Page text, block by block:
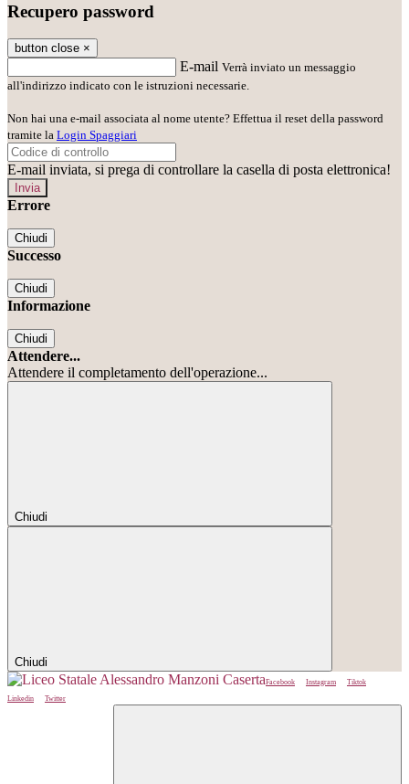
Recupero password
button close ×
E-mail Verrà inviato un messaggio
all'indirizzo indicato con le istruzioni necessarie.
Non hai una e-mail associata al nome utente? Effettua il reset della password
tramite la Login Spaggiari
E-mail inviata, si prega di controllare la casella di posta elettronica!
Errore
Chiudi
Successo
Chiudi
Informazione
Chiudi
Attendere...
Attendere il completamento dell'operazione...
Chiudi
Chiudi
Facebook Instagram
Tiktok
Linkedin
Twitter